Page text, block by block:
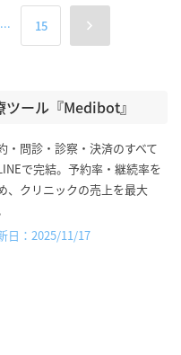
検索
... 15
ール『Medibot』
・問診・診察・決済のすべて
で完結。予約率・継続率を
、クリニックの売上を最大
日：2025/11/17